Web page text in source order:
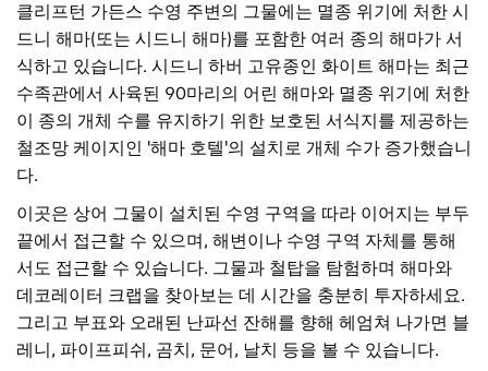
클리프턴 가든스 수영 주변의 그물에는 멸종 위기에 처한 시
드니 해마(또는 시드니 해마)를 포함한 여러 종의 해마가 서
식하고 있습니다. 시드니 하버 고유종인 화이트 해마는 최근
수족관에서 사육된 90마리의 어린 해마와 멸종 위기에 처한
이 종의 개체 수를 유지하기 위한 보호된 서식지를 제공하는
철조망 케이지인 '해마 호텔'의 설치로 개체 수가 증가했습니
다.
이곳은 상어 그물이 설치된 수영 구역을 따라 이어지는 부두
끝에서 접근할 수 있으며, 해변이나 수영 구역 자체를 통해
서도 접근할 수 있습니다. 그물과 철탑을 탐험하며 해마와
데코레이터 크랩을 찾아보는 데 시간을 충분히 투자하세요.
그리고 부표와 오래된 난파선 잔해를 향해 헤엄쳐 나가면 블
레니, 파이프피쉬, 곰치, 문어, 날치 등을 볼 수 있습니다.